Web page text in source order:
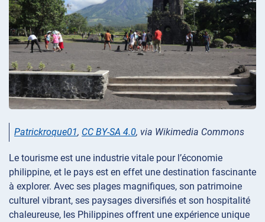
Patrickroque01, CC BY-SA 4.0, via Wikimedia Commons
Le tourisme est une industrie vitale pour l’économie
philippine, et le pays est en effet une destination fascinante
à explorer. Avec ses plages magnifiques, son patrimoine
culturel vibrant, ses paysages diversifiés et son hospitalité
chaleureuse, les Philippines offrent une expérience unique